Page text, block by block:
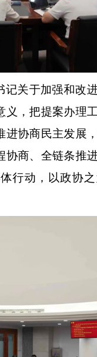
关于加强和改
，把提案办理
协商民主发展
商、全链条推
行动，以政协